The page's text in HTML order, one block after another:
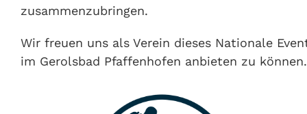
zusammenzubringen.
Wir freuen uns als Verein dieses Nationale
im Gerolsbad Pfaffenhofen anbieten zu können.